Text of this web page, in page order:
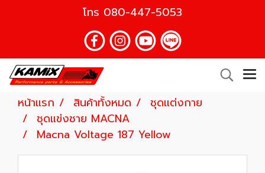
โทร 080-447-5053
หน้าแรก สินค้าทั้งหมด
ชุดแต่งกาย
ชุดแข่งชาย MACNA
Macna Voltage 187 Yellow